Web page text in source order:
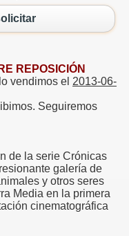
REPOSICIÓN
vendimos el 2013-06-
Seguiremos
de la serie Crónicas
galería de
y otros seres
Media en la primera
cinematográfica